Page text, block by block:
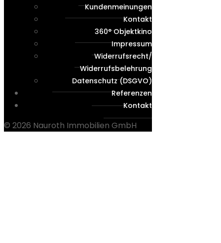
Kundenmeinungen
Kontakt
360° Objektkino
Impressum
Widerrufsrecht/
Widerrufsbelehrung
Datenschutz (DSGVO)
Referenzen
Kontakt
© 2026 Nauroth Immobilien GmbH